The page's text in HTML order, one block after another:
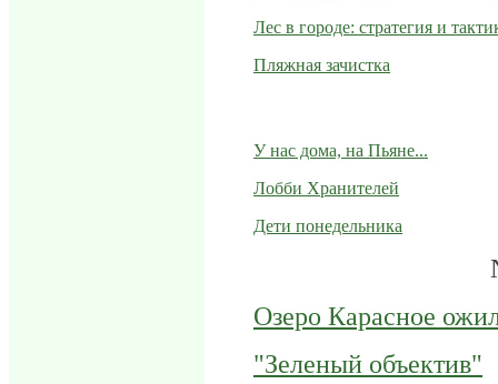
Лес в городе: стратегия и
Пляжная зачистка
У нас дома, на Пьяне...
Лобби Хранителей
Дети понедельника
Озеро Карасное
"Зеленый объектив"